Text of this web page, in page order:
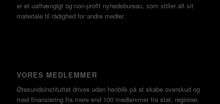
er et uafhængigt og non-profit nyhedsbureau, som stiller alt sit
materiale til rådighed for andre medier.
VORES MEDLEMMER
Øresundsinstituttet drives uden henblik på at skabe overskud og
med finansiering fra mere end 100 medlemmer fra stat, regioner,